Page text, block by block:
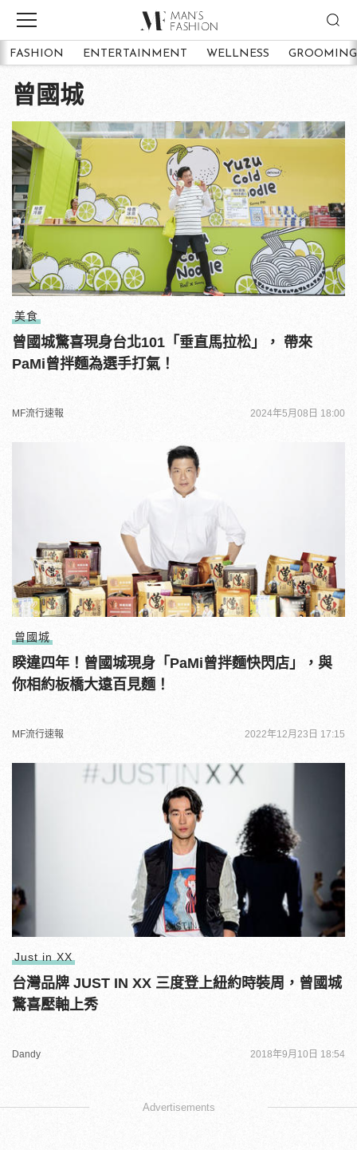
FASHION ENTERTAINMENT WELLNESS GROOMING
曾國城
美食
曾國城驚喜現身台北101「垂直馬拉松」， 帶來
PaMi曾拌麵為選手打氣！
MF流行速報 2024年5月08日 18:00
曾國城
睽違四年！曾國城現身「PaMi曾拌麵快閃店」，與
你相約板橋大遠百見麵！
MF流行速報 2022年12月23日 17:15
Just in XX
台灣品牌 JUST IN XX 三度登上紐約時裝周，曾國城
驚喜壓軸上秀
Dandy 2018年9月10日 18:54
Advertisements